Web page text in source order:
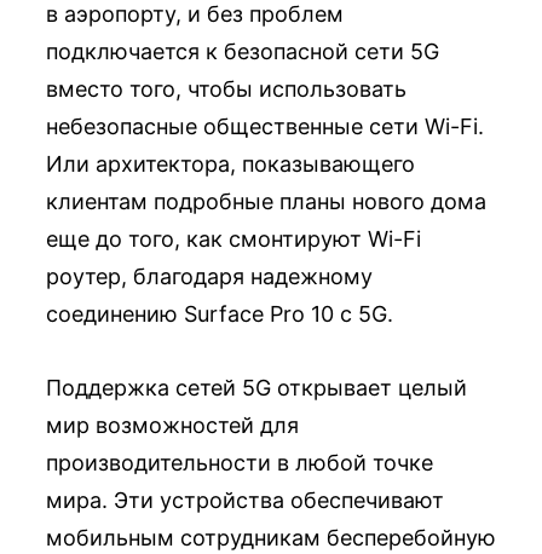
в аэропорту, и без проблем
подключается к безопасной сети 5G
вместо того, чтобы использовать
небезопасные общественные сети Wi-Fi.
Или архитектора, показывающего
клиентам подробные планы нового дома
еще до того, как смонтируют Wi-Fi
роутер, благодаря надежному
соединению Surface Pro 10 с 5G.
Поддержка сетей 5G открывает целый
мир возможностей для
производительности в любой точке
мира. Эти устройства обеспечивают
мобильным сотрудникам бесперебойную